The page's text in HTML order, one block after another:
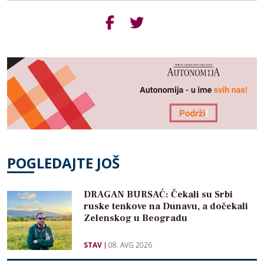
POGLEDAJTE JOŠ
DRAGAN BURSAĆ: Čekali su Srbi
ruske tenkove na Dunavu, a dočekali
Zelenskog u Beogradu
STAV 08. AVG 2026